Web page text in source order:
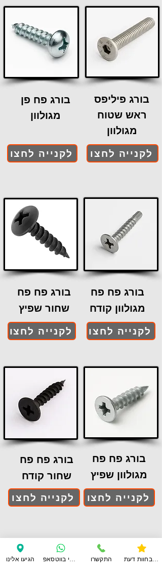
בורג פח פן
מגולוון
לקנייה לחצו
בורג פיליפס
ראש שטוח
מגולוון
לקנייה לחצו
בורג פח פח
שחור שפיץ
לקנייה לחצו
בורג פח פח
מגולוון קודח
לקנייה לחצו
בורג פח פח
שחור קודח
בורג פח פח
מגולוון שפיץ
לקנייה לחצו לקנייה לחצו
הגיעו אלינו ענו לי בווטסאפ התקשרו